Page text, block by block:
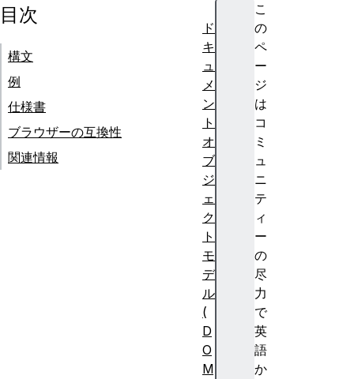
こ
の
ペ
ー
ジ
は
コ
ミ
ュ
ニ
テ
ィ
ー
の
尽
力
で
英
語
か
目次
構文
例
仕様書
ブラウザーの互換性
関連情報
ド
キ
ュ
メ
ン
ト
オ
ブ
ジ
ェ
ク
ト
モ
デ
ル
(
D
O
M